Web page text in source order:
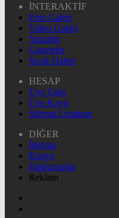
İNTERAKTİF
Foto Galeri
Video Galeri
Yazarlar
Gazeteler
Sıcak Haber
HESAP
Üye Giriş
Üye Kayıt
Şifremi Unuttum
DİĞER
İletişim
Künye
Hakkımızda
Reklam